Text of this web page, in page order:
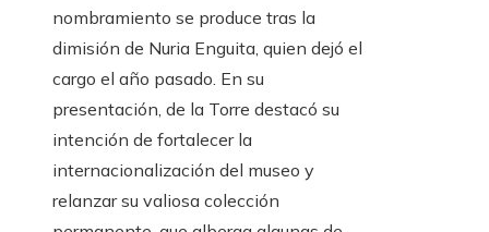
nombramiento se produce tras la
dimisión de Nuria Enguita, quien dejó el
cargo el año pasado. En su
presentación, de la Torre destacó su
intención de fortalecer la
internacionalización del museo y
relanzar su valiosa colección